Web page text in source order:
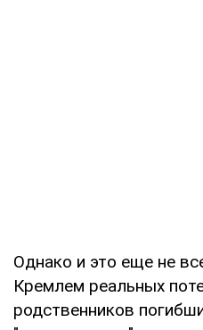
Однако и это еще не
Кремлем реальных
родственников